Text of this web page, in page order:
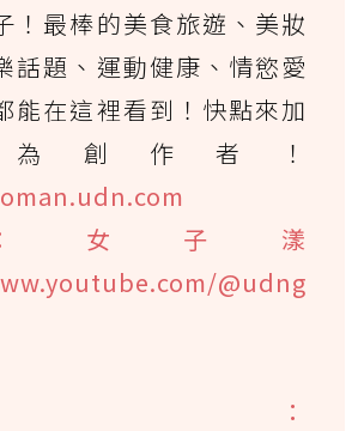
！最棒的美食旅遊、美妝
話題、運動健康、情慾愛
能在這裡看到！快點來加
創作者！
女子漾
@udng
：